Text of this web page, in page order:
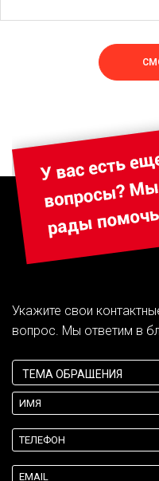
Укажите свои
вопрос. Мы ответим в